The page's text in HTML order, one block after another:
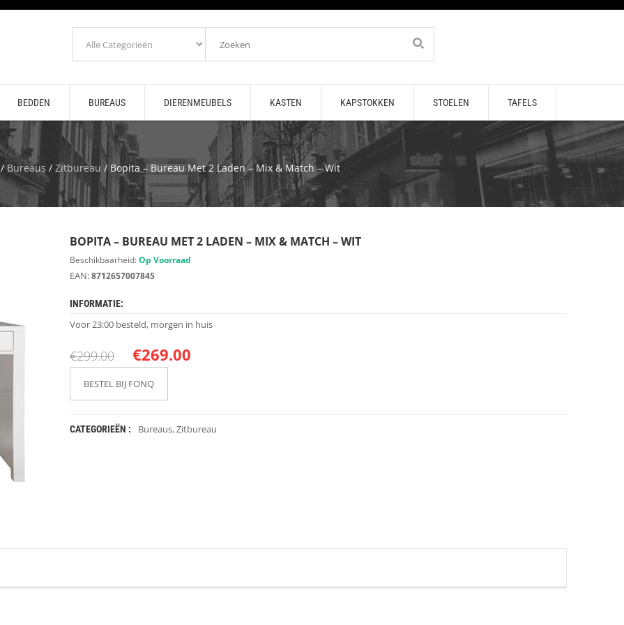
BEDDEN BUREAUS DIERENMEUBELS KASTEN KAPSTOKKEN STOELEN TAFELS
/Bureaus / Zitbureau / Bopita – Bureau Met 2 Laden – Mix & Match – Wit
BOPITA – BUREAU MET 2 LADEN – MIX & MATCH – WIT
Beschikbaarheid:Op Voorraad
EAN:8712657007845
INFORMATIE:
Voor 23:00 besteld, morgen in huis
€299.00 €269.00
BESTEL BIJ FONQ
CATEGORIEËN : Bureaus,Zitbureau